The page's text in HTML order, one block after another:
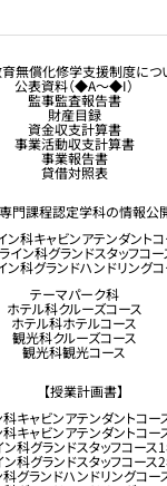
無償化修学支援制度につ
公表資料（◆A～◆I）
監事監査報告書
財産目録
資金収支計算書
事業活動収支計算書
事業報告書
貸借対照表
門課程認定学科の情報公
ン科キャビンアテンダントコ
イン科グランドスタッフコー
ン科グランドハンドリングコ
テーマパーク科
ホテル科クルーズコース
ホテル科ホテルコース
観光科クルーズコース
観光科観光コース
【授業計画書】
科キャビンアテンダントコー
科キャビンアテンダントコー
ン科グランドスタッフコース
ン科グランドスタッフコース
科グランドハンドリングコー